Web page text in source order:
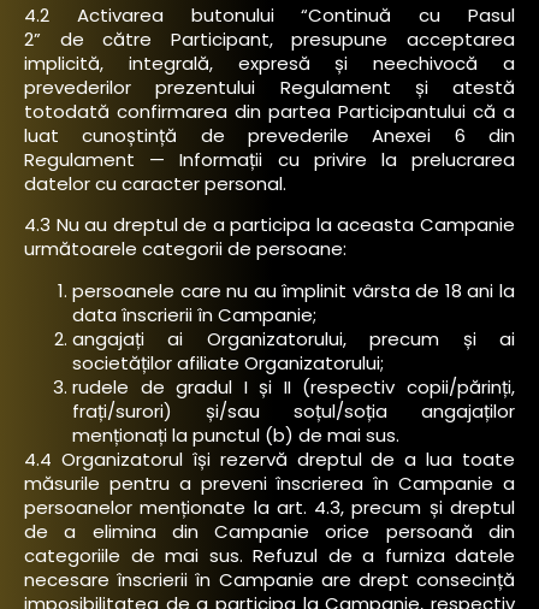
4.2 Activarea butonului “Continuă cu Pasul
2” de către Participant, presupune acceptarea
implicită, integrală, expresă și neechivocă a
prevederilor prezentului Regulament și atestă
totodată confirmarea din partea Participantului că a
luat cunoștință de prevederileAnexei 6 din
Regulament — Informații cu privire la prelucrarea
datelor cu caracter personal.
4.3 Nu au dreptul de a participa la aceasta Campanie
următoarele categorii de persoane:
persoanele care nu au împlinit vârsta de 18 ani la
data înscrierii în Campanie;
angajați ai Organizatorului, precum și ai
societăților afiliate Organizatorului;
rudele de gradul I și II (respectiv copii/părinți,
frați/surori) și/sau soțul/soția angajaților
menționați la punctul (b) de mai sus.
4.4 Organizatorul își rezervă dreptul de a lua toate
măsurile pentru a preveni înscrierea în Campanie a
persoanelor menționate la art. 4.3, precum și dreptul
de a elimina din Campanie orice persoană din
categoriile de mai sus. Refuzul de a furniza datele
necesare înscrierii în Campanie are drept consecință
imposibilitatea de a participa la Campanie, respectiv